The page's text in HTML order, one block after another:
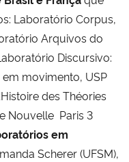
Laboratório Corpus,
Arquivos do
Discursivo:
movimento, USP
des Théories
 Paris 3
em
Scherer (UFSM),